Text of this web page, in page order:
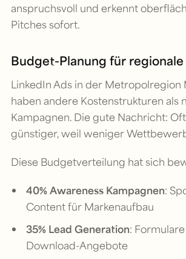
anspruchsvoll und erkennt
Pitches sofort.
Budget-Planung für
LinkedIn Ads in der Metropolregion
haben andere Kostenstrukturen als
Kampagnen. Die gute Nachricht:
günstiger, weil weniger
Diese Budgetverteilung hat sich
40% Awareness Kampagnen:
Content für Markenaufbau
35% Lead Generation:
Download-Angebote